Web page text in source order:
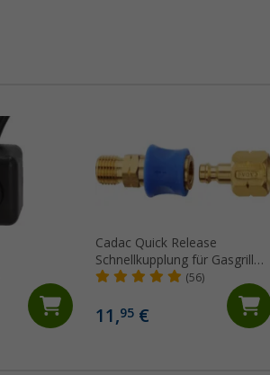
Cadac Quick Release
Schnellkupplung für Gasgrill
Schlauch gerade(56)
11,95 €